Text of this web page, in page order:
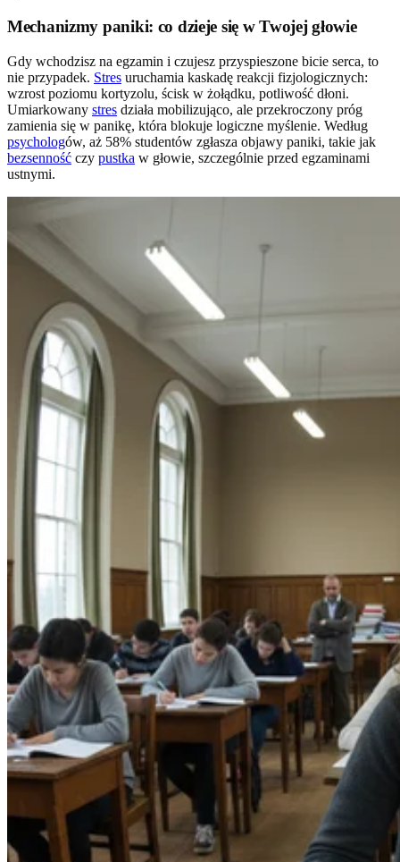
Mechanizmy paniki: co dzieje się w Twojej głowie
Gdy wchodzisz na egzamin i czujesz przyspieszone bicie serca, to
nie przypadek. Stres uruchamia kaskadę reakcji fizjologicznych:
wzrost poziomu kortyzolu, ścisk w żołądku, potliwość dłoni.
Umiarkowany stres działa mobilizująco, ale przekroczony próg
zamienia się w panikę, która blokuje logiczne myślenie. Według
psychologów, aż 58% studentów zgłasza objawy paniki, takie jak
bezsenność czy pustka w głowie, szczególnie przed egzaminami
ustnymi.